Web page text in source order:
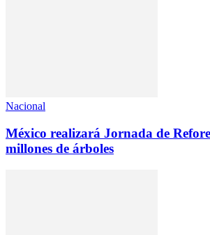
Nacional
México realizará Jornada de
millones de árboles